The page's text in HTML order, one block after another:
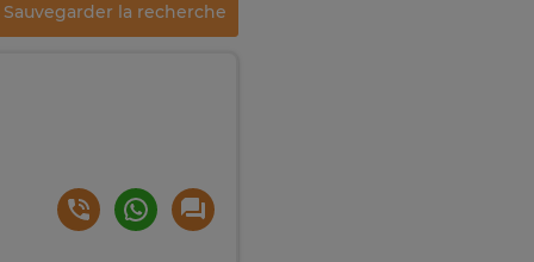
Sauvegarder la recherche